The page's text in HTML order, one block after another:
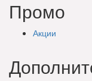
Промо
Акции